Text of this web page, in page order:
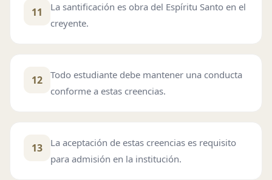
11
La santificación es obra del Espíritu Santo en el
creyente.
12
Todo estudiante debe mantener una conducta
conforme a estas creencias.
13
La aceptación de estas creencias es requisito
para admisión en la institución.